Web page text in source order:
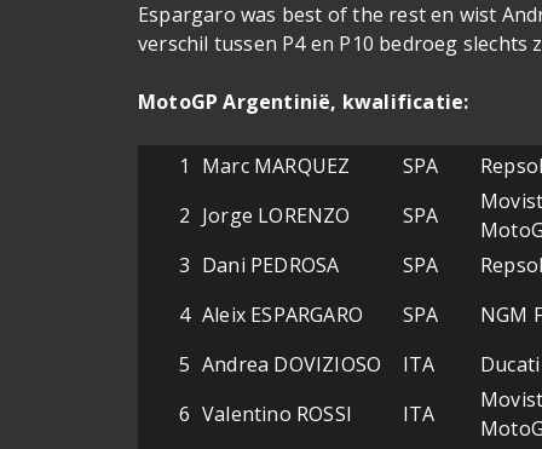
Espargaro was best of the rest en wist
verschil tussen P4 en P10 bedroeg slechts
MotoGP Argentinië, kwalificatie:
1 Marc MARQUEZ SPA
2 Jorge LORENZO SPA
3 Dani PEDROSA SPA
4 Aleix ESPARGARO SPA
NGM
5 Andrea DOVIZIOSO ITA
6 Valentino ROSSI ITA